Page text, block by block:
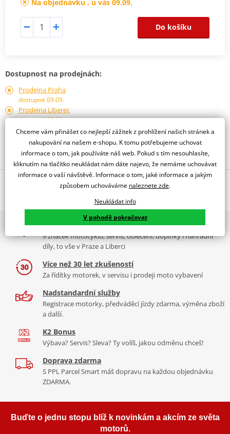
Na objednávku , u vás 09.09.
Do košíku
Dostupnost na prodejnách:
Prodejna Praha
dostupné 09.09.
Prodejna Liberec
dostupné 09.09.
Obraťte se na specialistu
Popis a parametry
dealer značky SHAD
Montážní sada pro opěrku SHAD DORP. Opěrka není součástí.
Sissy barspeciálně navržená pro Custom motorky. Tatoopěrka
zvyšuje pohodlí spolujezdce při cestování. Lze ji také namontovat k
univerzálnímu montážnímu nosiči NATDN nebo NADTNN pro
horní kufr.
PDF Mounting sheet - montážní list
2x multibrand showroom
9 značek motocyklů, servis, oblečení, doplňky i náhradní
díly, to vše v Praze a Liberci
Více než 30 let zkušeností
Za řídítky motorek, v servisu i prodeji moto vybavení
Nadstandardní služby
Registrace motorky, předváděcí jízdy zdarma, výměna zboží
a další.
K2 Bonus
Výbava? Servis? Sleva? Ty volíš, jakou odměnu chceš!
Doprava zdarma
S PPL Parcel Smart máš dopravu na každou objednávku
ZDARMA.
Buďte o jednu stopu blíž k novinkám a akcím ze světa
motorů.
Chceme vám přinášet co nejlepší zážitek z prohlížení našich stránek a
nakupování na našem e-shopu. K tomu potřebujeme uchovat
informace o tom, jak používáte náš web. Pokud s tím nesouhlasíte,
kliknutím na tlačítko neukládat nám dáte najevo, že nemáme uchovávat
informace o vaší návštěvě. Informace o tom, jaké informace a jakým
způsobem uchováváme naleznete zde.
Neukládat info
V pohodě pokračovat